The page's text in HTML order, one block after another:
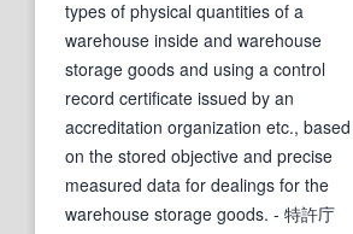
types of physical quantities of a
warehouse inside and warehouse
storage goods and using a control
record certificate issued by an
accreditation organization etc., based
on the stored objective and precise
measured data for dealings for the
warehouse storage goods. - 特許庁